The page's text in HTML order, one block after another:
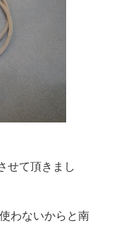
せて頂きまし
わないからと南